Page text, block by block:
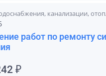
канализации,
работ по ремонту
₽